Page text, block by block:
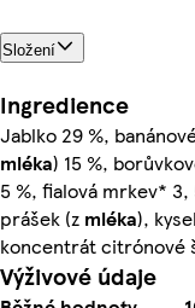
Složení
Ingredience
Jablko 29 %,
mléka) 15 %,
5 %, fialová mrkev*
prášek (z mléka),
koncentrát citrónové
Výživové údaje